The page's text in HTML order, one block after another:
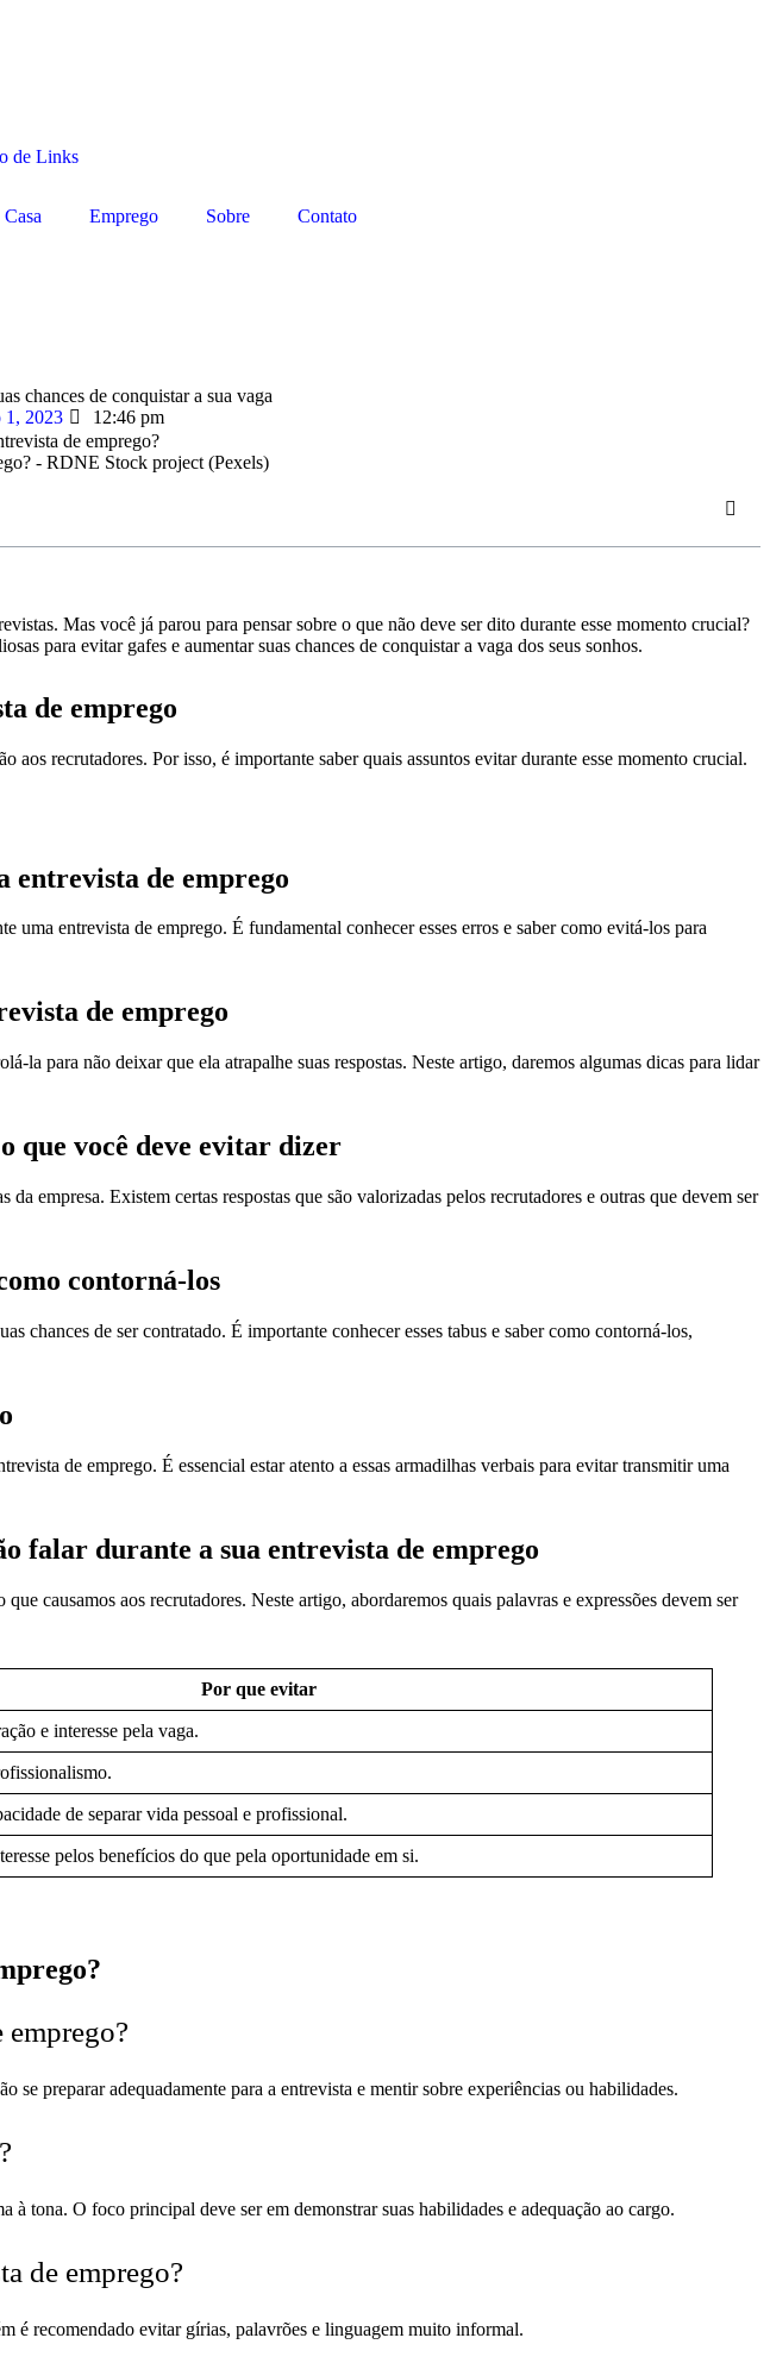
Casa Emprego Sobre Contato
chances de conquistar a sua vaga
1, 2023 12:46 pm
- RDNE Stock project (Pexels)
Mas você já parou para pensar sobre o que não deve ser dito durante esse momento crucial?
para evitar gafes e aumentar suas chances de conquistar a vaga dos seus sonhos.
de emprego
recrutadores. Por isso, é importante saber quais assuntos evitar durante esse momento crucial.
entrevista de emprego
entrevista de emprego. É fundamental conhecer esses erros e saber como evitá-los para
de emprego
la para não deixar que ela atrapalhe suas respostas. Neste artigo, daremos algumas dicas para lidar
que você deve evitar dizer
empresa. Existem certas respostas que são valorizadas pelos recrutadores e outras que devem ser
contorná-los
chances de ser contratado. É importante conhecer esses tabus e saber como contorná-los,
de emprego. É essencial estar atento a essas armadilhas verbais para evitar transmitir uma
falar durante a sua entrevista de emprego
causamos aos recrutadores. Neste artigo, abordaremos quais palavras e expressões devem ser
Por que evitar
e interesse pela vaga.
de separar vida pessoal e profissional.
pelos benefícios do que pela oportunidade em si.
emprego?
se preparar adequadamente para a entrevista e mentir sobre experiências ou habilidades.
tona. O foco principal deve ser em demonstrar suas habilidades e adequação ao cargo.
de emprego?
é recomendado evitar gírias, palavrões e linguagem muito informal.